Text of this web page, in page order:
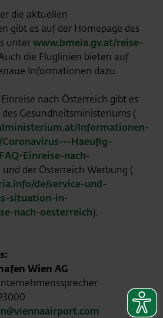
die aktuellen
gibt es auf der Homepage des
unterwww.bmeia.gv.at/reise-
die Fluglinien bieten auf
Informationen dazu.
nach Österreich gibt es
Gesundheitsministeriums (
Informationen-
Haeufig-
Einreise-nach-
und der Österreich Werbung (
de/service-und-
situation-in-
nach-oesterreich).
Wien AG